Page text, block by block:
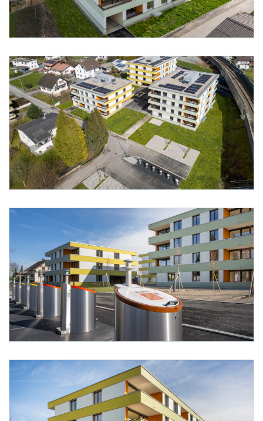
Foto 12: Alpenländische/ Florian Scherl
Foto 13: Alpenländische/ Florian Scherl
Foto 14: Alpenländische/ Florian Scherl